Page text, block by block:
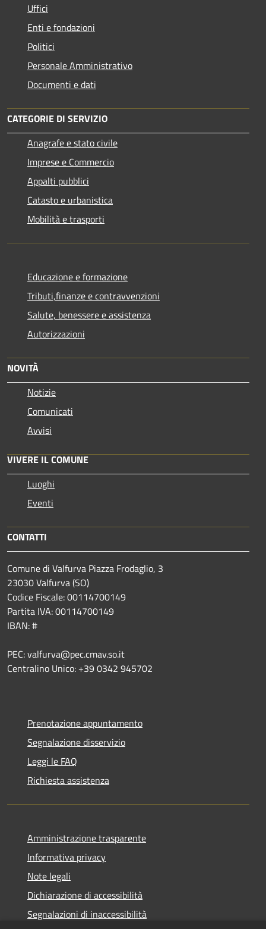
Uffici
Enti e fondazioni
Politici
Personale Amministrativo
Documenti e dati
CATEGORIE DI SERVIZIO
Anagrafe e stato civile
Imprese e Commercio
Appalti pubblici
Catasto e urbanistica
Mobilità e trasporti
Educazione e formazione
Tributi,finanze e contravvenzioni
Salute, benessere e assistenza
Autorizzazioni
NOVITÀ
Notizie
Comunicati
Avvisi
VIVERE IL COMUNE
Luoghi
Eventi
CONTATTI
Comune di Valfurva Piazza Frodaglio, 3
23030 Valfurva (SO)
Codice Fiscale: 00114700149
Partita IVA: 00114700149
IBAN: #
PEC: valfurva@pec.cmav.so.it
Centralino Unico: +39 0342 945702
Prenotazione appuntamento
Segnalazione disservizio
Leggi le FAQ
Richiesta assistenza
Amministrazione trasparente
Informativa privacy
Note legali
Dichiarazione di accessibilità
Segnalazioni di inaccessibilità